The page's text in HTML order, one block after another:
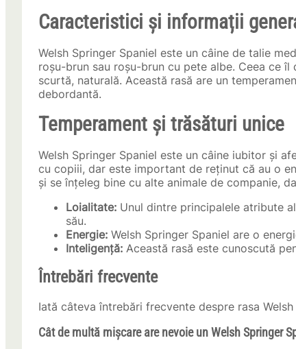
Caracteristici și informații
Welsh Springer Spaniel este un câine de talie
roșu-brun sau roșu-brun cu pete albe. Ceea ce
scurtă, naturală. Această rasă are un
debordantă.
Temperament și trăsături unice
Welsh Springer Spaniel este un câine iubitor și
cu copiii, dar este important de reținut că au o
și se înțeleg bine cu alte animale de companie,
Loialitate: Unul dintre principalele atribute
său.
Energie: Welsh Springer Spaniel are o
Inteligență: Această rasă este cunoscută
Întrebări frecvente
Iată câteva întrebări frecvente despre rasa
Cât de multă mișcare are nevoie un Welsh Springer